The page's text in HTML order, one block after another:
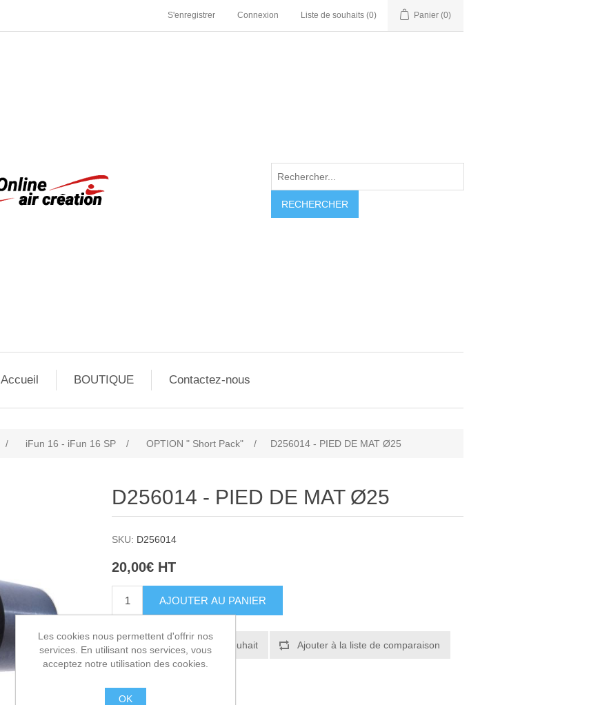
S'enregistrer Connexion Liste de souhaits (0) Panier (0)
RECHERCHER
Accueil BOUTIQUE Contactez-nous
/ iFun 16 - iFun 16 SP / OPTION " Short Pack" / D256014 - PIED DE MAT Ø25
D256014 - PIED DE MAT Ø25
SKU: D256014
20,00€ HT
AJOUTER AU PANIER
Ajouter à la liste de souhait Ajouter à la liste de comparaison
Les cookies nous permettent d'offrir nos
services. En utilisant nos services, vous
acceptez notre utilisation des cookies.
OK